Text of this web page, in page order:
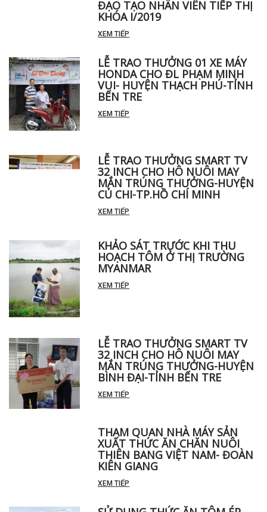
ĐẠO TẠO NHÂN VIÊN TIẾP THỊ
KHÓA I/2019
XEM TIẾP
LỄ TRAO THƯỞNG 01 XE MÁY
HONDA CHO ĐL PHẠM MINH
VUI- HUYỆN THẠCH PHÚ-TỈNH
BẾN TRE
LỄ TRAO THƯỞNG SMART TV
32 INCH CHO HÔ NUÔI MAY
MẮN TRÚNG THƯỞNG-HUYỆN
CỦ CHI-TP.HỒ CHÍ MINH
KHẢO SÁT TRƯỚC KHI THU
HOẠCH TÔM Ở THỊ TRƯỜNG
MYANMAR
LỄ TRAO THƯỞNG SMART TV
32 INCH CHO HÔ NUÔI MAY
MẮN TRÚNG THƯỞNG-HUYỆN
BÌNH ĐẠI-TỈNH BẾN TRE
THAM QUAN NHÀ MÁY SẢN
XUẤT THỨC ĂN CHĂN NUÔI
THIÊN BANG VIỆT NAM- ĐOÀN
KIÊN GIANG